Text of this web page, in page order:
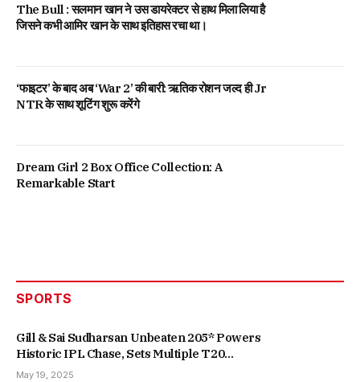
The Bull : सलमान खान ने उस डायरेक्टर से हाथ मिला लिया है
जिसने कभी आमिर खान के साथ इतिहास रचा था।
‘फाइटर’ के बाद अब ‘War 2’ की बारी: ऋतिक रोशन जल्द ही Jr
NTR के साथ शूटिंग शुरू करेंगे
Dream Girl 2 Box Office Collection: A
Remarkable Start
SPORTS
Gill & Sai Sudharsan Unbeaten 205* Powers
Historic IPL Chase, Sets Multiple T20
Records
May 19, 2025